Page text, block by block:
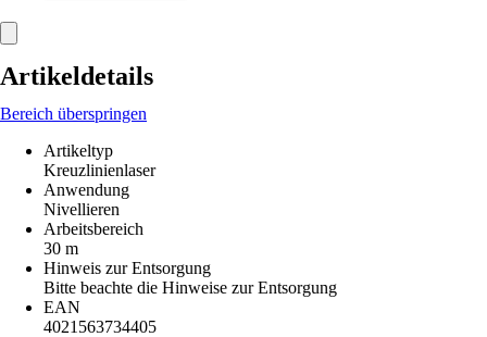
Artikeldetails
Bereich überspringen
Artikeltyp
Kreuzlinienlaser
Anwendung
Nivellieren
Arbeitsbereich
30 m
Hinweis zur Entsorgung
Bitte beachte die Hinweise zur Entsorgung
EAN
4021563734405